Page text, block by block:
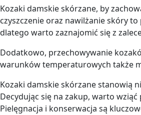
Kozaki damskie skórzane, by
czyszczenie oraz nawilżanie skóry
dlatego warto zaznajomić się z
Dodatkowo, przechowywanie
warunków temperaturowych także
Kozaki damskie skórzane stanowią
Decydując się na zakup, warto
Pielęgnacja i konserwacja są